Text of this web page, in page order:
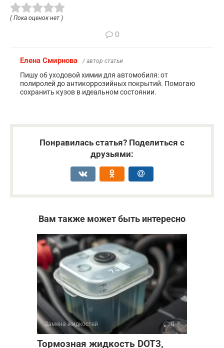
( Пока оценок нет )
0
Елена Смирнова / автор статьи
Пишу об уходовой химии для автомобиля: от
полиролей до антикоррозийных покрытий. Помогаю
сохранить кузов в идеальном состоянии.
Понравилась статья? Поделиться с
друзьями:
Вам также может быть интересно
Замена жидкостей 0
Тормозная жидкость DOT3,